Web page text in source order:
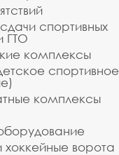
спортивных
ГТО
комплексы
спортивное
комплексы
хоккейные ворота